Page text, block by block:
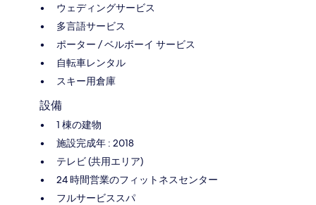
ウェディングサービス
多言語サービス
ポーター / ベルボーイ サービス
自転車レンタル
スキー用倉庫
設備
1 棟の建物
施設完成年 : 2018
テレビ (共用エリア)
24 時間営業のフィットネスセンター
フルサービススパ